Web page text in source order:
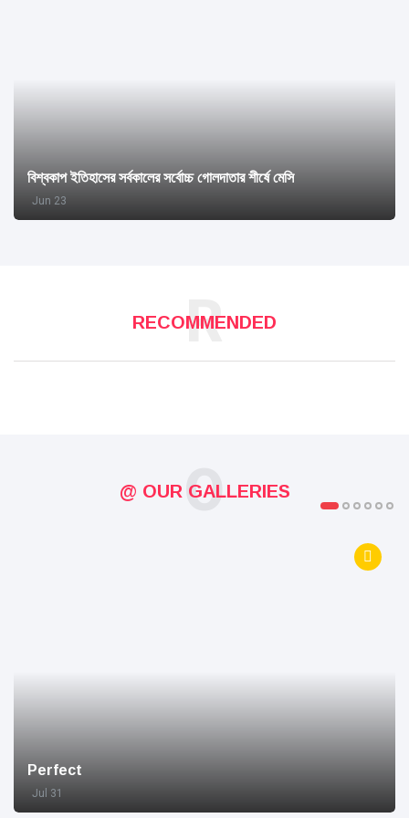
বিশ্বকাপ ইতিহাসের সর্বকালের সর্বোচ্চ গোলদাতার শীর্ষে মেসি
Jun 23
RECOMMENDED
R
@ OUR GALLERIES
O
Perfect
Jul 31